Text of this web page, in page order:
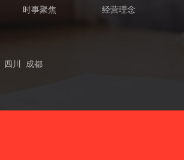
时事聚焦 经营理念
四川 成都